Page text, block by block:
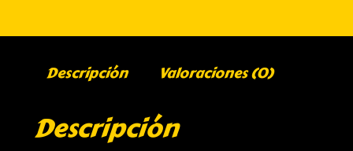
Descripción Valoraciones (0)
Descripción